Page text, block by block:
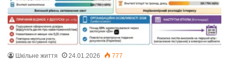
Шкільне життя 24.01.2026 777